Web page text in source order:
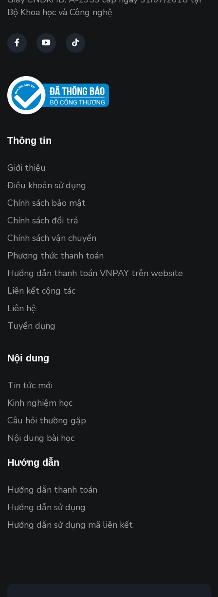
Bộ Khoa học và Công nghệ
Thông tin
Giới thiệu
Điều khoản sử dụng
Chính sách bảo mật
Chính sách đổi trả
Chính sách vận chuyển
Phương thức thanh toán
Hướng dẫn thanh toán VNPAY trên website
Liên kết cộng tác
Liên hệ
Tuyển dụng
Nội dung
Tin tức mới
Kinh nghiệm học
Câu hỏi thường gặp
Nội dung bài học
Hướng dẫn
Hướng dẫn thanh toán
Hướng dẫn sử dụng
Hướng dẫn sử dụng mã liên kết